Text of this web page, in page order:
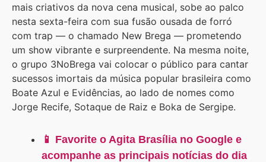
mais criativos da nova cena musical, sobe ao palco
nesta sexta-feira com sua fusão ousada de forró
com trap — o chamado New Brega — prometendo
um show vibrante e surpreendente. Na mesma noite,
o grupo 3NoBrega vai colocar o público para cantar
sucessos imortais da música popular brasileira como
Boate Azul e Evidências, ao lado de nomes como
Jorge Recife, Sotaque de Raiz e Boka de Sergipe.
📱 Favorite o Agita Brasília no Google e
acompanhe as principais notícias do dia